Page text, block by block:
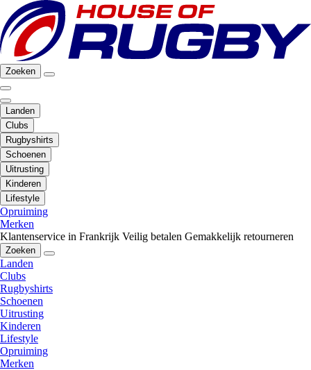
Zoeken
Landen
Clubs
Rugbyshirts
Schoenen
Uitrusting
Kinderen
Lifestyle
Opruiming
Merken
Klantenservice in Frankrijk Veilig betalen Gemakkelijk retourneren
Zoeken
Landen
Clubs
Rugbyshirts
Schoenen
Uitrusting
Kinderen
Lifestyle
Opruiming
Merken